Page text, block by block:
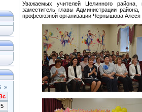
»
5
Уважаемых учителей Целинного района,
заместитель главы Администрации
профсоюзной организации Чернышова Алеся